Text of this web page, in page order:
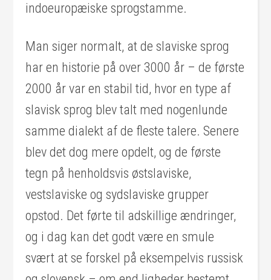
indoeuropæiske sprogstamme.
Man siger normalt, at de slaviske sprog
har en historie på over 3000 år – de første
2000 år var en stabil tid, hvor en type af
slavisk sprog blev talt med nogenlunde
samme dialekt af de fleste talere. Senere
blev det dog mere opdelt, og de første
tegn på henholdsvis østslaviske,
vestslaviske og sydslaviske grupper
opstod. Det førte til adskillige ændringer,
og i dag kan det godt være en smule
svært at se forskel på eksempelvis russisk